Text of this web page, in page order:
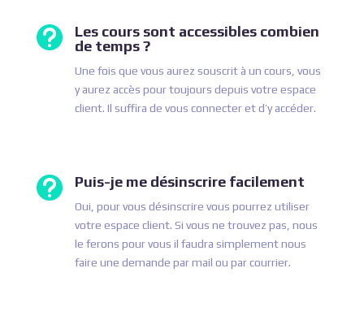

Les cours sont accessibles combien
de temps ?
Une fois que vous aurez souscrit à un cours, vous
y aurez accès pour toujours depuis votre espace
client. Il suffira de vous connecter et d’y accéder.
 Puis-je me désinscrire facilement
Oui, pour vous désinscrire vous pourrez utiliser
votre espace client. Si vous ne trouvez pas, nous
le ferons pour vous il faudra simplement nous
faire une demande par mail ou par courrier.